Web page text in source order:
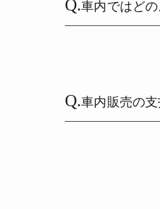
Q.車内ではど
Q.車内販売の